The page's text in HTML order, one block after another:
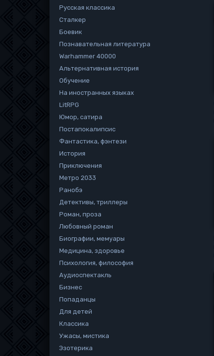
Русская классика
Сталкер
Боевик
Познавательная литература
Warhammer 40000
Альтернативная история
Обучение
На иностранных языках
LitRPG
Юмор, сатира
Постапокалипсис
Фантастика, фэнтези
История
Приключения
Метро 2033
Ранобэ
Детективы, триллеры
Роман, проза
Любовный роман
Биографии, мемуары
Медицина, здоровье
Психология, философия
Аудиоспектакль
Бизнес
Попаданцы
Для детей
Классика
Ужасы, мистика
Эзотерика